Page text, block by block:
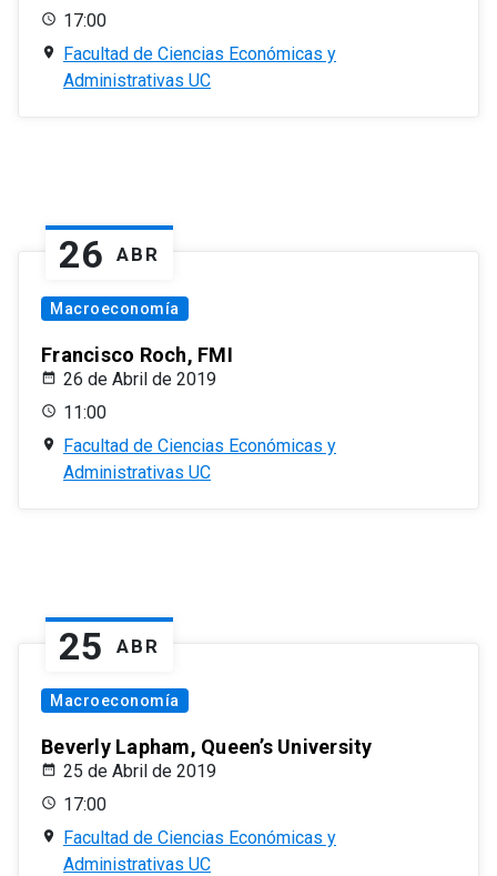
17:00
Facultad de Ciencias Económicas y
Administrativas UC
26 ABR
Macroeconomía
Francisco Roch, FMI
26 de Abril de 2019
11:00
Facultad de Ciencias Económicas y
Administrativas UC
25 ABR
Macroeconomía
Beverly Lapham, Queen’s University
25 de Abril de 2019
17:00
Facultad de Ciencias Económicas y
Administrativas UC